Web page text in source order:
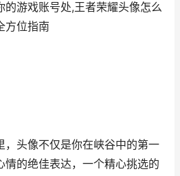
的游戏账号处,王者荣耀头像怎么
方位指南
，头像不仅是你在峡谷中的第一
情的绝佳表达，一个精心挑选的